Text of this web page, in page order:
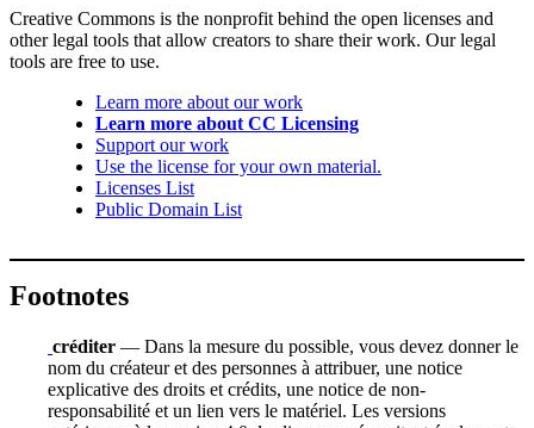
Creative Commons is the nonprofit behind the open licenses and
other legal tools that allow creators to share their work. Our legal
tools are free to use.
Learn more about our work
Learn more about CC Licensing
Support our work
Use the license for your own material.
Licenses List
Public Domain List
Footnotes
créditer — Dans la mesure du possible, vous devez donner le
nom du créateur et des personnes à attribuer, une notice
explicative des droits et crédits, une notice de non-
responsabilité et un lien vers le matériel. Les versions